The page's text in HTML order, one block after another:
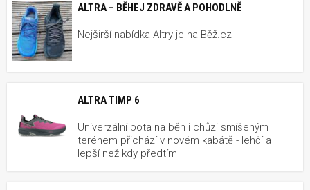
ALTRA – BĚHEJ ZDRAVĚ A POHODLNĚ
Nejširší nabídka Altry je na Běž.cz
ALTRA TIMP 6
Univerzální bota na běh i chůzi smíšeným
terénem přichází v novém kabátě - lehčí a
lepší než kdy předtím